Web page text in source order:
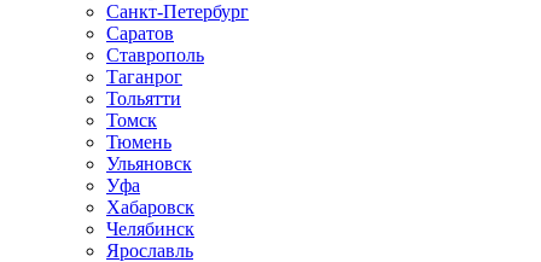
Санкт-Петербург
Саратов
Ставрополь
Таганрог
Тольятти
Томск
Тюмень
Ульяновск
Уфа
Хабаровск
Челябинск
Ярославль